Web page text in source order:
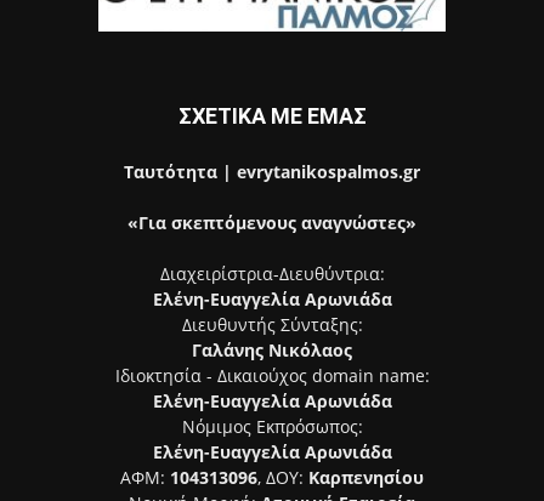
ΣΧΕΤΙΚΑ ΜΕ ΕΜΑΣ
Ταυτότητα | evrytanikospalmos.gr
«Για σκεπτόμενους αναγνώστες»
Διαχειρίστρια-Διευθύντρια:
Ελένη-Ευαγγελία Αρωνιάδα
Διευθυντής Σύνταξης:
Γαλάνης Νικόλαος
Ιδιοκτησία - Δικαιούχος domain name:
Ελένη-Ευαγγελία Αρωνιάδα
Νόμιμος Εκπρόσωπος:
Ελένη-Ευαγγελία Αρωνιάδα
ΑΦΜ: 104313096, ΔΟΥ: Καρπενησίου